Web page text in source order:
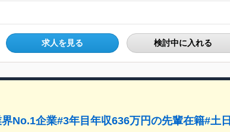
求人を見る 検討中に入れる
No.1企業#3年目年収636万円の先輩在籍#土日